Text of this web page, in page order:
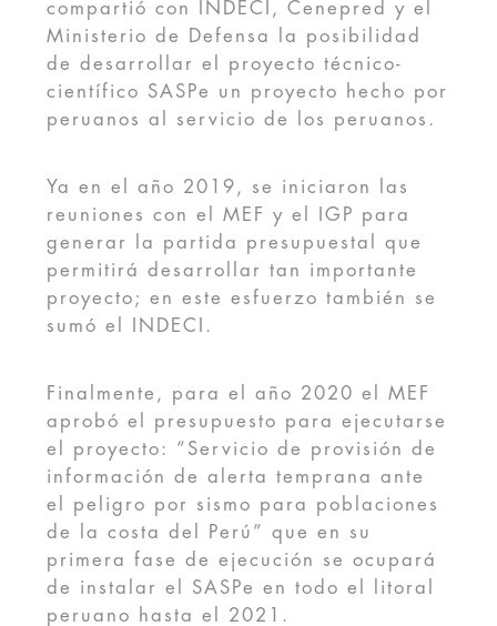
compartió con INDECI, Cenepred y el
Ministerio de Defensa la posibilidad
de desarrollar el proyecto técnico-
científico SASPe un proyecto hecho por
peruanos al servicio de los peruanos.
Ya en el año 2019, se iniciaron las
reuniones con el MEF y el IGP para
generar la partida presupuestal que
permitirá desarrollar tan importante
proyecto; en este esfuerzo también se
sumó el INDECI.
Finalmente, para el año 2020 el MEF
aprobó el presupuesto para ejecutarse
el proyecto: “Servicio de provisión de
información de alerta temprana ante
el peligro por sismo para poblaciones
de la costa del Perú” que en su
primera fase de ejecución se ocupará
de instalar el SASPe en todo el litoral
peruano hasta el 2021.